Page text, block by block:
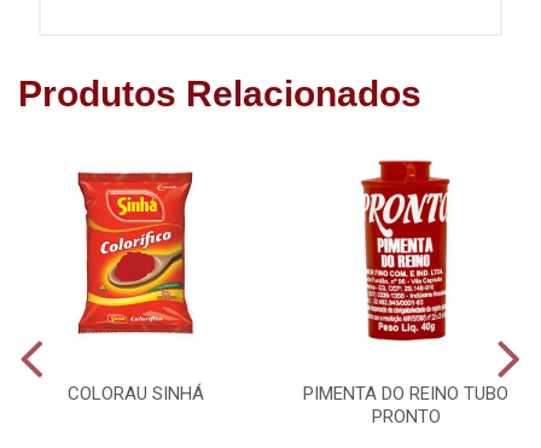
Produtos Relacionados
COLORAU SINHÁ
PIMENTA DO REINO TUBO
PRONTO